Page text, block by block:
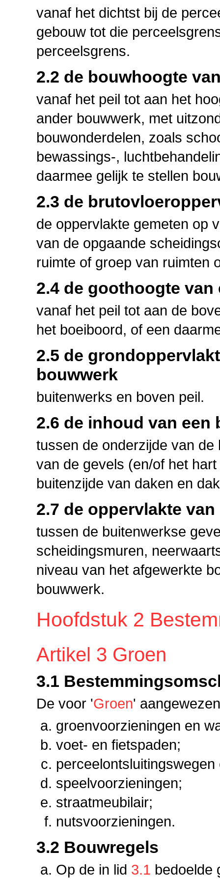
vanaf het dichtst bij de
gebouw tot die
perceelsgrens.
2.2 de bouwhoogte
vanaf het peil tot aan het
ander bouwwerk, met
bouwonderdelen, zoals
bewassings-,
daarmee gelijk te stellen
2.3 de
de oppervlakte gemeten op
van de opgaande
ruimte of groep van ruimten
2.4 de goothoogte van
vanaf het peil tot aan de
het boeiboord, of een
2.5 de
bouwwerk
buitenwerks en boven peil.
2.6 de inhoud van een
tussen de onderzijde van
van de gevels (en/of het
buitenzijde van daken en
2.7 de oppervlakte
tussen de buitenwerkse
scheidingsmuren,
niveau van het afgewerkte
bouwwerk.
Hoofdstuk 2
Artikel 3 Groen
3.1
De voor 'Groen'
groenvoorzieningen en
voet- en fietspaden;
perceelontsluitingswegen
speelvoorzieningen;
straatmeubilair;
nutsvoorzieningen.
3.2 Bouwregels
Op de in lid 3.1 bedoelde